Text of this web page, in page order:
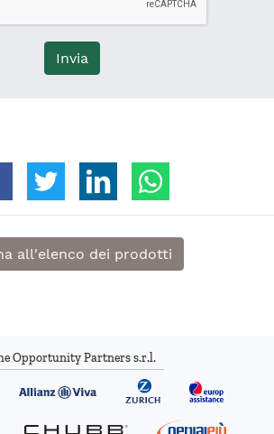
Invia
Condividi su Facebook
Condividi su Twitter
Condividi su Linkedin
all'elenco dei prodotti
Opportunity Partners s.r.l.